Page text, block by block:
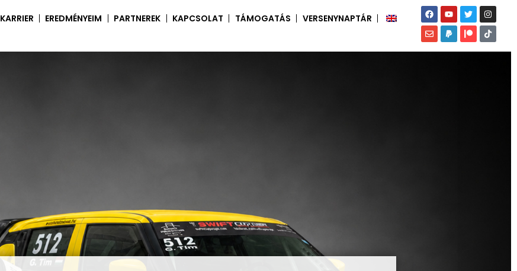
KARRIER EREDMÉNYEIM PARTNEREK KAPCSOLAT TÁMOGATÁS VERSENYNAPTÁR